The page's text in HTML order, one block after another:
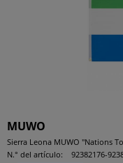
MUWO
Sierra Leona MUWO "Nations
N.° del artículo:
92382176-